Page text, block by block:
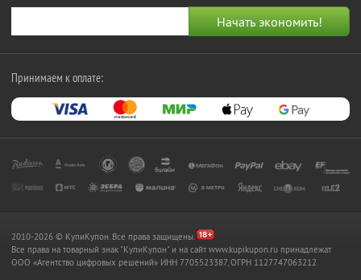
Принимаем к оплате:
2010-2026 © КупиКупон. Все права защищены.
Все права на товарный знак "КупиКупон" и на сайт www.kupikupon.ru принадлежат
OOO «Агентство цифровых решений» ИНН 7705523387, ОГРН 1127747063212